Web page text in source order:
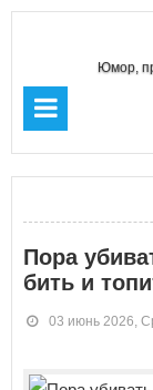
Юмор,
Пора
бить и
03 июнь 2026,